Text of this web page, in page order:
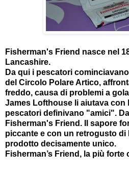
Fisherman's Friend nasce nel
Lancashire.
Da qui i pescatori
del Circolo Polare Artico,
freddo, causa di problemi a
James Lofthouse li aiutava con
pescatori definivano "amici".
Fisherman's Friend. Il sapore
piccante e con un retrogusto di
prodotto decisamente unico.
Fisherman’s Friend, la più forte